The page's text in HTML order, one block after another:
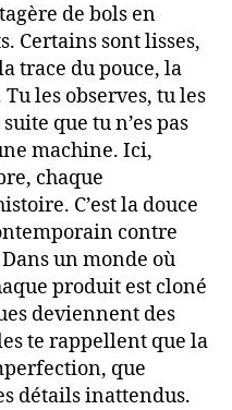
de bols en
Certains sont lisses,
trace du pouce, la
les observes, tu les
que tu n’es pas
machine. Ici,
chaque
C’est la douce
contre
un monde où
produit est cloné
deviennent des
te rappellent que la
que
détails inattendus.